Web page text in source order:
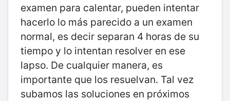
examen para calentar, pueden intentar
hacerlo lo más parecido a un examen
normal, es decir separan 4 horas de su
tiempo y lo intentan resolver en ese
lapso. De cualquier manera, es
importante que los resuelvan. Tal vez
subamos las soluciones en próximos